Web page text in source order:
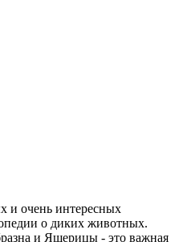
и очень интересных
о диких животных.
и Ящерицы - это важная